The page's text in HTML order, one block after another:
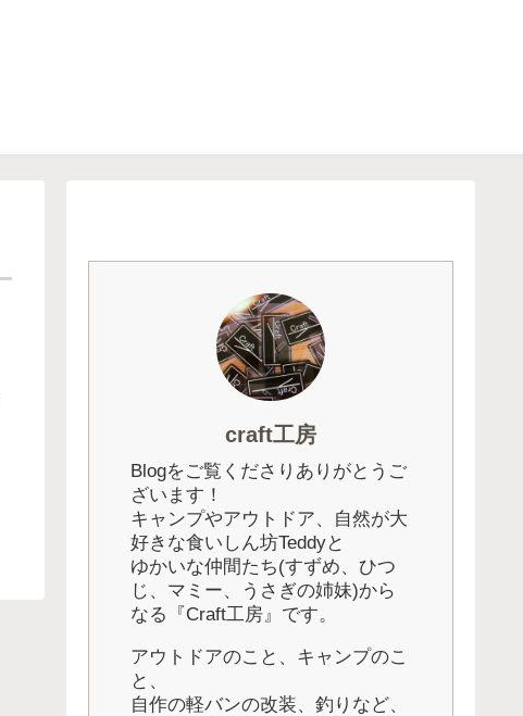
craft工房
Blogをご覧くださりありがとうご
ざいます！
キャンプやアウトドア、自然が大
好きな食いしん坊Teddyと
ゆかいな仲間たち(すずめ、ひつ
じ、マミー、うさぎの姉妹)から
なる『Craft工房』です。
アウトドアのこと、キャンプのこ
と、
自作の軽バンの改装、釣りなど、